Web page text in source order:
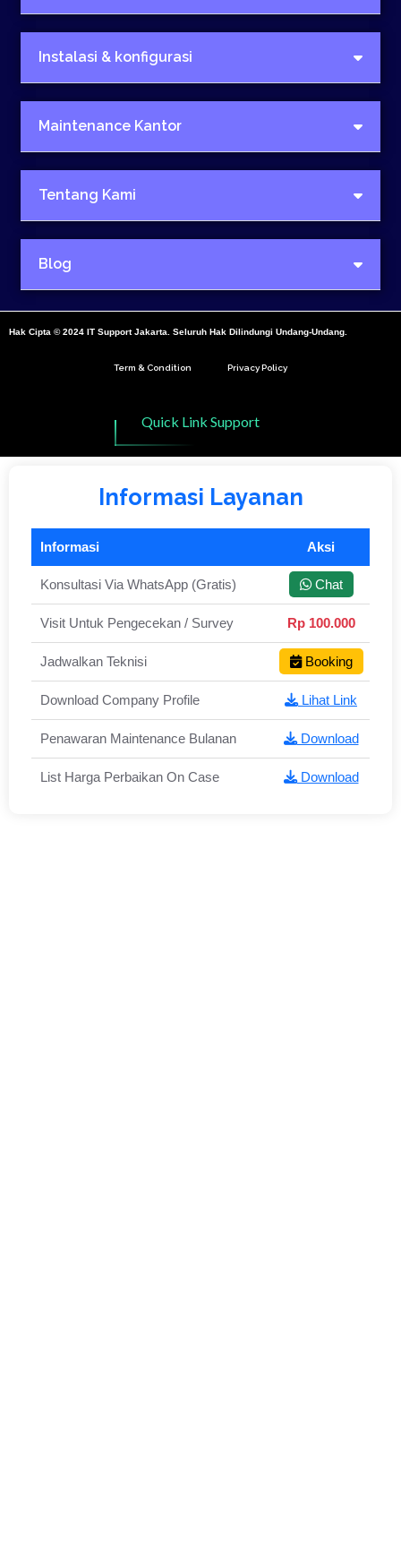
Instalasi & konfigurasi
Maintenance Kantor
Tentang Kami
Blog
Hak Cipta © 2024 IT Support Jakarta. Seluruh Hak Dilindungi Undang-Undang.
Term & Condition Privacy Policy
Quick Link Support
Informasi Layanan
Informasi Aksi
Konsultasi Via WhatsApp (Gratis) Chat
Visit Untuk Pengecekan / Survey Rp 100.000
Jadwalkan Teknisi Booking
Download Company Profile Lihat Link
Penawaran Maintenance Bulanan Download
List Harga Perbaikan On Case Download